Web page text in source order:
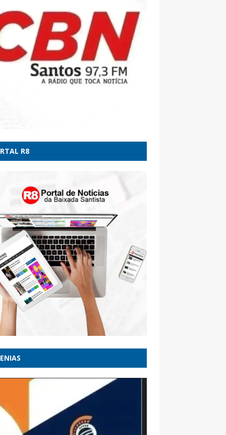
são os candidatos ao Senado por
Gerais em 2026 - G1
Marco Buzzi à perda do cargo, diz
de vítimas - CNN Brasil
R8